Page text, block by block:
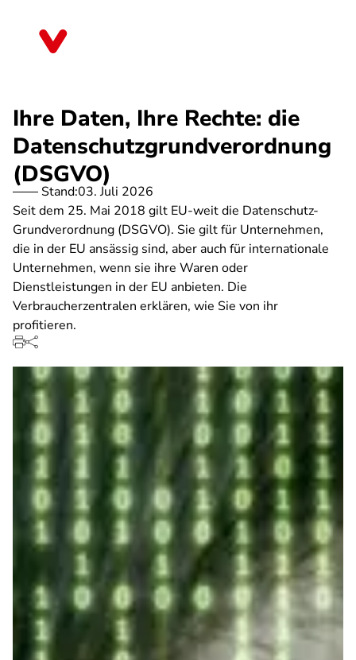
Ihre Daten, Ihre Rechte: die
Datenschutzgrundverordnung
(DSGVO)
Stand:03. Juli 2026
Seit dem 25. Mai 2018 gilt EU-weit die Datenschutz-
Grundverordnung (DSGVO). Sie gilt für Unternehmen,
die in der EU ansässig sind, aber auch für internationale
Unternehmen, wenn sie ihre Waren oder
Dienstleistungen in der EU anbieten. Die
Verbraucherzentralen erklären, wie Sie von ihr
profitieren.